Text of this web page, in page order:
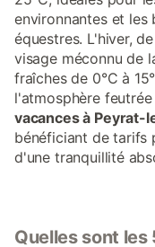
environnantes et les
équestres. L'hiver,
visage méconnu de
fraîches de 0°C à
l'atmosphère
vacances à Peyrat-
bénéficiant de tarifs
d'une tranquillité
Quelles sont